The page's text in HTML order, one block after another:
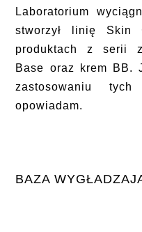
Laboratorium
stworzył linię
produktach z serii
Base oraz krem BB.
zastosowaniu
opowiadam.
BAZA